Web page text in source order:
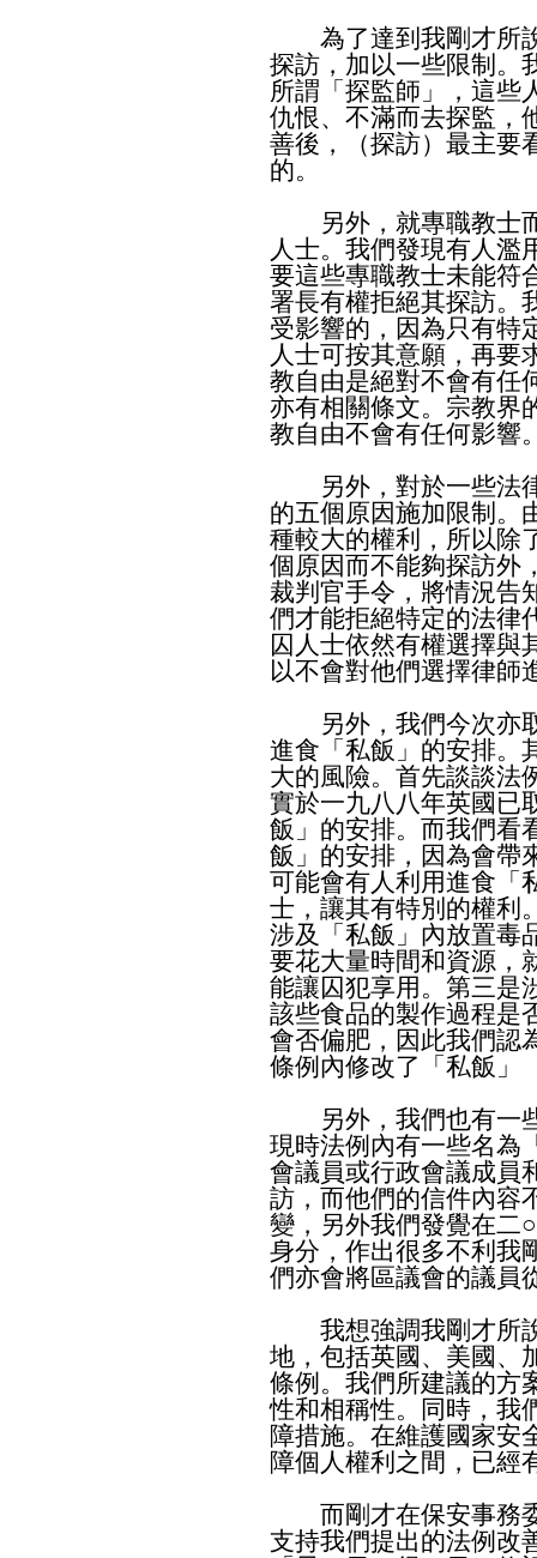
為了達到我剛才所說
探訪，加以一些限制。
所謂「探監師」，這些
仇恨、不滿而去探監，
善後，（探訪）最主要
的。
另外，就專職教士而
人士。我們發現有人濫
要這些專職教士未能符
署長有權拒絕其探訪。
受影響的，因為只有特
人士可按其意願，再要
教自由是絕對不會有任
亦有相關條文。宗教界
教自由不會有任何影響
另外，對於一些法律
的五個原因施加限制。
種較大的權利，所以除
個原因而不能夠探訪外
裁判官手令，將情況告
們才能拒絕特定的法律
囚人士依然有權選擇與
以不會對他們選擇律師
另外，我們今次亦取
進食「私飯」的安排。
大的風險。首先談談法
實於一九八八年英國已
飯」的安排。而我們看
飯」的安排，因為會帶
可能會有人利用進食「
士，讓其有特別的權利
涉及「私飯」內放置毒
要花大量時間和資源，
能讓囚犯享用。第三是
該些食品的製作過程是
會否偏肥，因此我們認
條例內修改了「私飯」
另外，我們也有一些
現時法例內有一些名為
會議員或行政會議成員
訪，而他們的信件內容
變，另外我們發覺在二
身分，作出很多不利我
們亦會將區議會的議員
我想強調我剛才所說
地，包括英國、美國、
條例。我們所建議的方
性和相稱性。同時，我
障措施。在維護國家安
障個人權利之間，已經
而剛才在保安事務委
支持我們提出的法例改